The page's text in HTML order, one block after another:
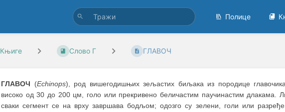
Полице
Књиге Слово Г ГЛАВОЧ
ГЛАВОЧ (Echinops), род вишегодишњих зељастих биљака из породице
високо од 30 до 200 цм, голо или прекривено беличастим паучинастим длакама.
сваки сегмент се на врху завршава бодљом; одозго су зелени, голи или